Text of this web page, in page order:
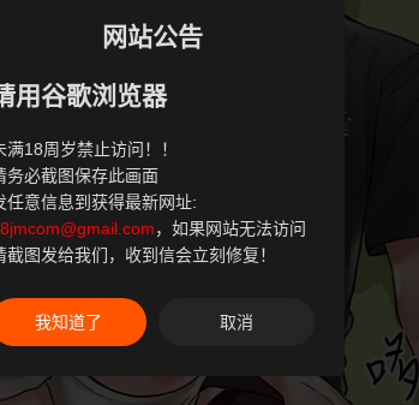
网站公告
用谷歌浏览器
满18周岁禁止访问！！
务必截图保存此画面
任意信息到获得最新网址:
，如果网站无法访问
截图发给我们，收到信会立刻修复！
我知道了 取消